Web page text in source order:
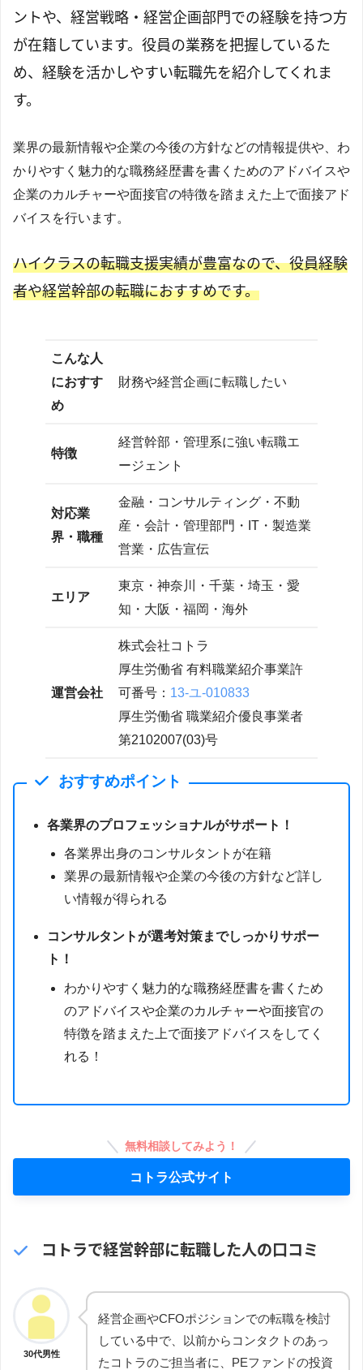
ントや、経営戦略・経営企画部門での経験を持つ方
が在籍しています。役員の業務を把握しているた
め、経験を活かしやすい転職先を紹介してくれま
す。
業界の最新情報や企業の今後の方針などの情報提供や、わ
かりやすく魅力的な職務経歴書を書くためのアドバイスや
企業のカルチャーや面接官の特徴を踏まえた上で面接アド
バイスを行います。
ハイクラスの転職支援実績が豊富なので、役員経験
者や経営幹部の転職におすすめです。
こんな人
におすす
め
財務や経営企画に転職したい
特徴
経営幹部・管理系に強い転職エ
ージェント
対応業
界・職種
金融・コンサルティング・不動
産・会計・管理部門・IT・製造業
営業・広告宣伝
エリア
東京・神奈川・千葉・埼玉・愛
知・大阪・福岡・海外
運営会社
株式会社コトラ
厚生労働省 有料職業紹介事業許
可番号： 13-ユ-010833
厚生労働省 職業紹介優良事業者
第2102007(03)号
おすすめポイント
各業界のプロフェッショナルがサポート！
各業界出身のコンサルタントが在籍
業界の最新情報や企業の今後の方針など詳し
い情報が得られる
コンサルタントが選考対策までしっかりサポー
ト！
わかりやすく魅力的な職務経歴書を書くため
のアドバイスや企業のカルチャーや面接官の
特徴を踏まえた上で面接アドバイスをしてく
れる！
無料相談してみよう！
コトラ公式サイト
コトラで経営幹部に転職した人の口コミ
30代男性
経営企画やCFOポジションでの転職を検討
している中で、以前からコンタクトのあっ
たコトラのご担当者に、PEファンドの投資